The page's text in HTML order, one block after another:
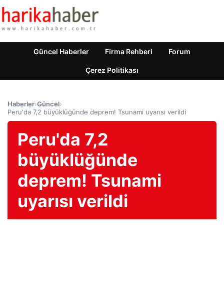
Güncel Haberler Firma Rehberi Forum
Çerez Politikası
Haberler›Güncel›
Peru'da 7,2 büyüklüğünde deprem! Tsunami uyarısı verildi
Peru'da 7,2
büyüklüğünde
deprem! Tsunami
uyarısı verildi